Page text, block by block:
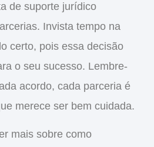
de suporte jurídico
Invista tempo na
certo, pois essa decisão
o seu sucesso. Lembre-
acordo, cada parceria é
merece ser bem cuidada.
mais sobre como